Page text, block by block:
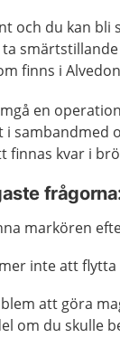
och du kan
finns i
en
sambandmed
finnas kvar i
markören
inte att
att göra
om du skulle